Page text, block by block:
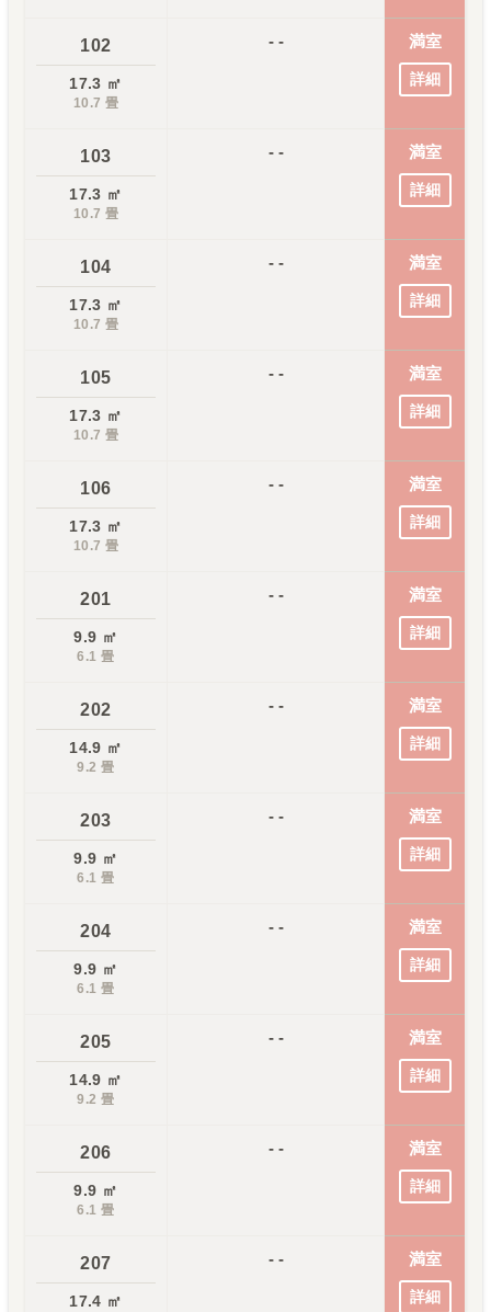
102
17.3 ㎡
10.7 畳
- - 満室
詳細
103
17.3 ㎡
10.7 畳
- - 満室
詳細
104
17.3 ㎡
10.7 畳
- - 満室
詳細
105
17.3 ㎡
10.7 畳
- - 満室
詳細
106
17.3 ㎡
10.7 畳
- - 満室
詳細
201
9.9 ㎡
6.1 畳
- - 満室
詳細
202
14.9 ㎡
9.2 畳
- - 満室
詳細
203
9.9 ㎡
6.1 畳
- - 満室
詳細
204
9.9 ㎡
6.1 畳
- - 満室
詳細
205
14.9 ㎡
9.2 畳
- - 満室
詳細
206
9.9 ㎡
6.1 畳
- - 満室
詳細
207
17.4 ㎡
- - 満室
詳細